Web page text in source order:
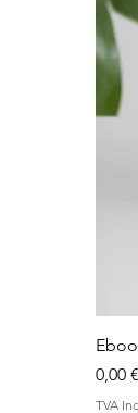
Prix
0,00 €
TVA